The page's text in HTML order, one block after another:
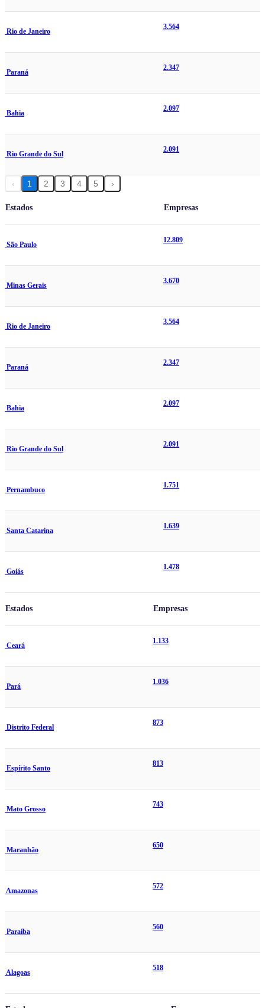
Rio de Janeiro
3.564
Paraná
2.347
Bahia
2.097
Rio Grande do Sul
2.091
‹ 1 2 3 4 5 ›
Estados Empresas
São Paulo
12.809
Minas Gerais
3.670
Rio de Janeiro
3.564
Paraná
2.347
Bahia
2.097
Rio Grande do Sul
2.091
Pernambuco
1.751
Santa Catarina
1.639
Goiás
1.478
Estados Empresas
Ceará
1.133
Pará
1.036
Distrito Federal
873
Espírito Santo
813
Mato Grosso
743
Maranhão
650
Amazonas
572
Paraíba
560
Alagoas
518